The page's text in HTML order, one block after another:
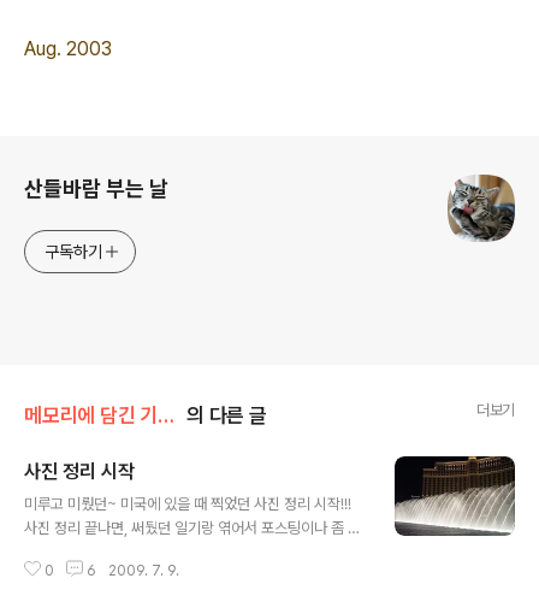
Aug. 2003
산들바람 부는 날
구독하기
메모리에 담긴 기억/03 USA 의 다른 글 더보기
사진 정리 시작
미루고 미뤘던~ 미국에 있을 때 찍었던 사진 정리 시작!!!
사진 정리 끝나면, 써뒀던 일기랑 엮어서 포스팅이나 좀 해
지오 분수쇼!!! 아~ 또 가고 싶다~ 2009/02/12 - [메모리
0 6 2009. 7. 9.